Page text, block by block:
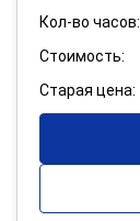
Кол-во часов:
Стоимость:
Старая цена: